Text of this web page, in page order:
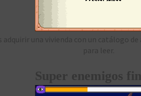
una vivienda con un catálogo
para leer.
Super enemigos